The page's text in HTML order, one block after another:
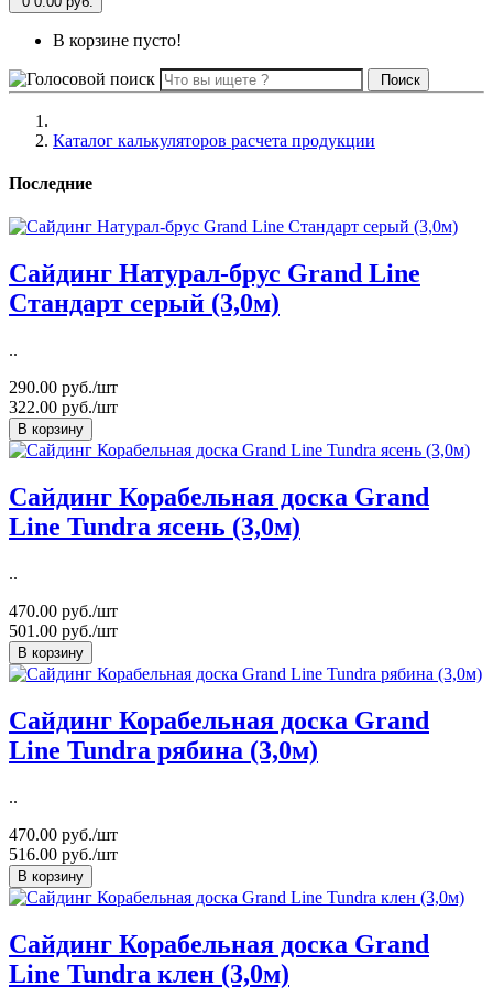
В корзине пусто!
Поиск
Каталог калькуляторов расчета продукции
Последние
Сайдинг Натурал-брус Grand Line
Стандарт серый (3,0м)
..
290.00 руб./шт
322.00 руб./шт
В корзину
Сайдинг Корабельная доска Grand
Line Tundra ясень (3,0м)
..
470.00 руб./шт
501.00 руб./шт
В корзину
Сайдинг Корабельная доска Grand
Line Tundra рябина (3,0м)
..
470.00 руб./шт
516.00 руб./шт
В корзину
Сайдинг Корабельная доска Grand
Line Tundra клен (3,0м)